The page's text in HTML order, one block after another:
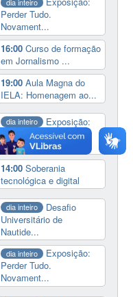
Perder Tudo.
Novament...
16:00Curso de formação
em Jornalismo ...
19:00Aula Magna do
IELA: Homenagem ao...
dia inteiro
Exposição:
Perder Tudo.
Novament...
14:00Soberania
tecnológica e digital
dia inteiro
Desafio
Universitário de
Nautide...
dia inteiro
Exposição:
Perder Tudo.
Novament...